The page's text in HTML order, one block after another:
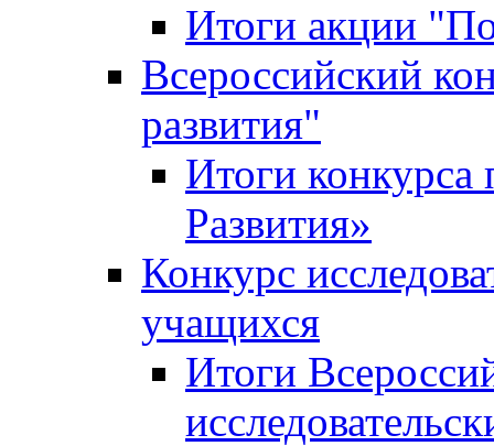
Итоги акции
Всероссийский
развития"
Итоги конкурса
Развития»
Конкурс
учащихся
Итоги